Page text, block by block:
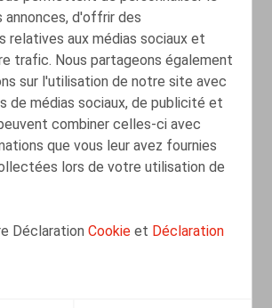
d'offrir des
relatives aux médias sociaux et
trafic. Nous partageons également
sur l'utilisation de notre site avec
de médias sociaux, de publicité et
combiner celles-ci avec
que vous leur avez fournies
lors de votre utilisation de
DéclarationCookie et Déclaration
Caroline Huart
Senior Associate